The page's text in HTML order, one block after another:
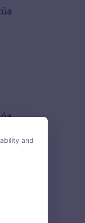
and
and